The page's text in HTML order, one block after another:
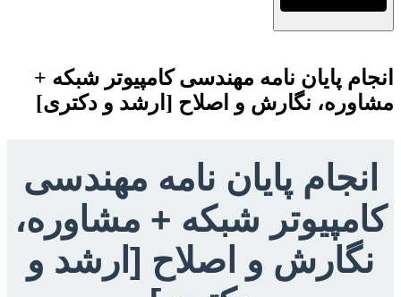
انجام پایان نامه مهندسی کامپیوتر شبکه +
مشاوره، نگارش و اصلاح [ارشد و دکتری]
انجام پایان نامه مهندسی
کامپیوتر شبکه + مشاوره،
نگارش و اصلاح [ارشد و